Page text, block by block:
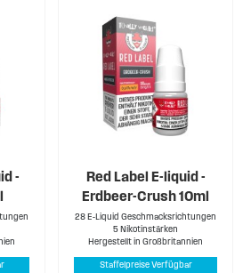
-
Red Label E-liquid -
Erdbeer-Crush 10ml
28 E-Liquid Geschmacksrichtungen
5 Nikotinstärken
Hergestellt in Großbritannien
Staffelpreise Verfügbar